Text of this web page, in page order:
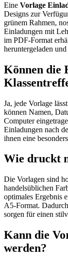
Eine Vorlage
Designs zur
grünem Rahmen,
Einladungen mit
im PDF-Format
heruntergeladen
Können die
Ja, jede Vorlage
können Namen,
Computer
Einladungen nach
ihnen eine
Wie druckt
Die Vorlagen sind
handelsüblichen
optimales Ergebnis
A5-Format.
sorgen für einen
Kann die
werden?